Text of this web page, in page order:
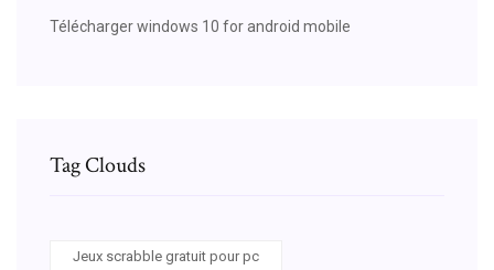
Télécharger windows 10 for android mobile
Tag Clouds
Jeux scrabble gratuit pour pc